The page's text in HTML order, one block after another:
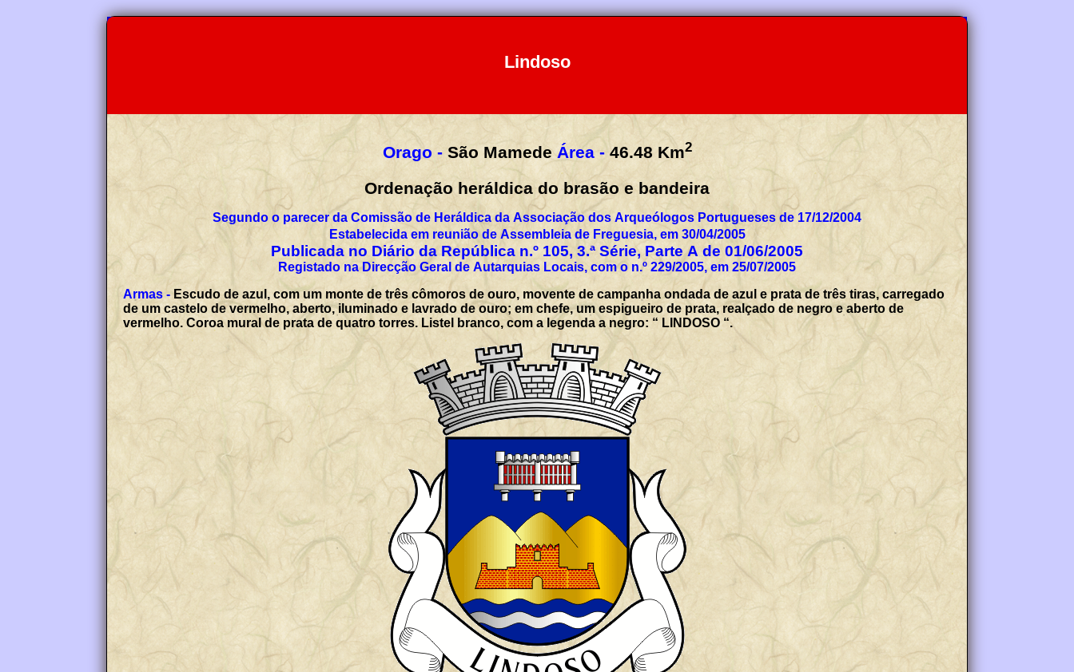
Lindoso
Orago - São Mamede Área - 46.48 Km2
Ordenação heráldica do brasão e bandeira
Segundo o parecer da Comissão de Heráldica da Associação dos Arqueólogos Portugueses de 17/12/2004
Estabelecida em reunião de Assembleia de Freguesia, em 30/04/2005
Publicada no Diário da República n.º 105, 3.ª Série, Parte A de 01/06/2005
Registado na Direcção Geral de Autarquias Locais, com o n.º 229/2005, em 25/07/2005
Armas - Escudo de azul, com um monte de três cômoros de ouro, movente de campanha ondada de azul e prata de três tiras, carregado
de um castelo de vermelho, aberto, iluminado e lavrado de ouro; em chefe, um espigueiro de prata, realçado de negro e aberto de
vermelho. Coroa mural de prata de quatro torres. Listel branco, com a legenda a negro: “ LINDOSO “.